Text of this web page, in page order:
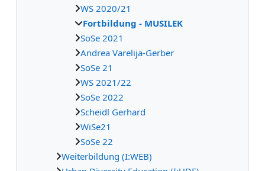
WS 2020/21
Fortbildung - MUSILEK
SoSe 2021
Andrea Varelija-Gerber
SoSe 21
WS 2021/22
SoSe 2022
Scheidl Gerhard
WiSe21
SoSe 22
Weiterbildung (I:WEB)